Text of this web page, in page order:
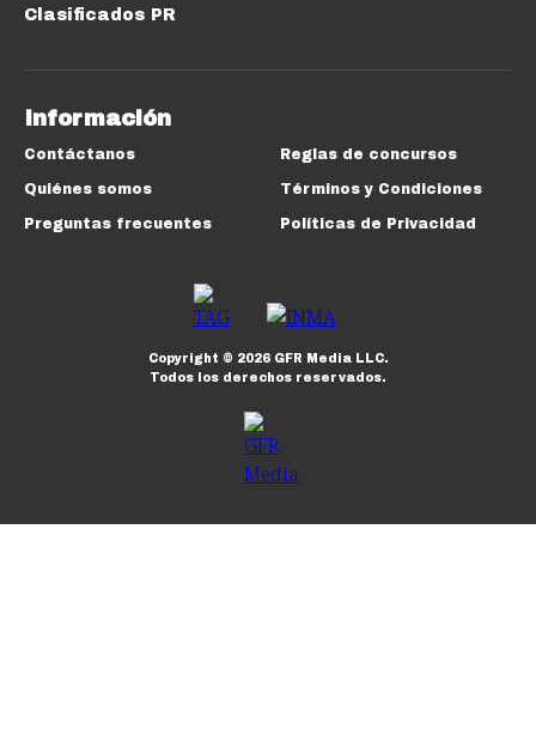
Clasificados PR
Información
Contáctanos
Quiénes somos
Preguntas frecuentes
Reglas de concursos
Términos y Condiciones
Políticas de Privacidad
Copyright © 2026GFR Media LLC.
Todos los derechos reservados.